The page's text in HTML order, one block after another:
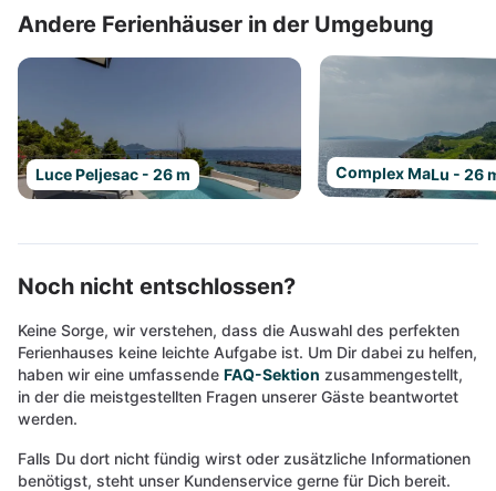
Andere Ferienhäuser in der Umgebung
Luce Peljesac - 26 m Complex MaLu - 26
Noch nicht entschlossen?
Keine Sorge, wir verstehen, dass die Auswahl des perfekten
Ferienhauses keine leichte Aufgabe ist. Um Dir dabei zu helfen,
haben wir eine umfassende FAQ-Sektion zusammengestellt,
in der die meistgestellten Fragen unserer Gäste beantwortet
werden.
Falls Du dort nicht fündig wirst oder zusätzliche Informationen
benötigst, steht unser Kundenservice gerne für Dich bereit.